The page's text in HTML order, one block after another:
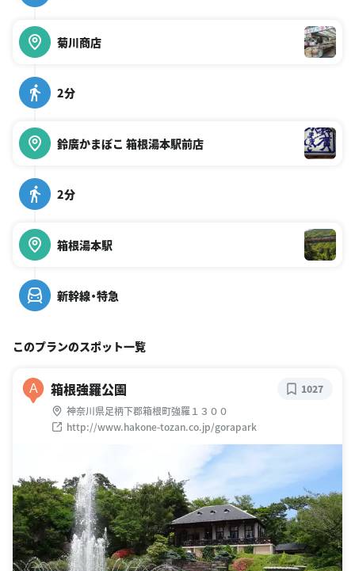
菊川商店
2分
鈴廣かまぼこ 箱根湯本駅前店
2分
箱根湯本駅
新幹線・特急
このプランのスポット一覧
A 箱根強羅公園
神奈川県足柄下郡箱根町強羅１３００
http://www.hakone-tozan.co.jp/gorapark
1027